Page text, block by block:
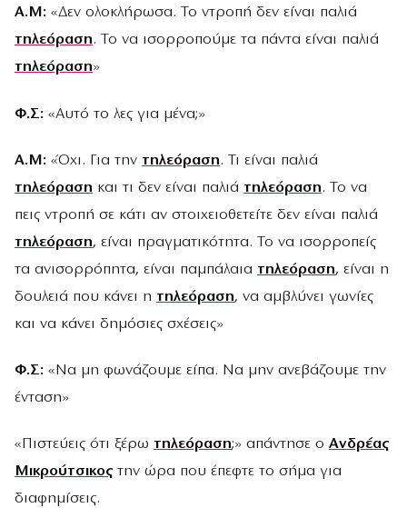
Α.Μ: «Δεν ολοκλήρωσα. Το ντροπή δεν είναι παλιά
τηλεόραση. Το να ισορροπούμε τα πάντα είναι παλιά
τηλεόραση»
Φ.Σ: «Αυτό το λες για μένα;»
Α.Μ: «Όχι. Για την τηλεόραση. Τι είναι παλιά
τηλεόραση και τι δεν είναι παλιά τηλεόραση. Το να
πεις ντροπή σε κάτι αν στοιχειοθετείτε δεν είναι παλιά
τηλεόραση, είναι πραγματικότητα. Το να ισορροπείς
τα ανισορρόπητα, είναι παμπάλαια τηλεόραση, είναι η
δουλειά που κάνει η τηλεόραση, να αμβλύνει γωνίες
και να κάνει δημόσιες σχέσεις»
Φ.Σ: «Να μη φωνάζουμε είπα. Να μην ανεβάζουμε την
ένταση»
«Πιστεύεις ότι ξέρω τηλεόραση;» απάντησε ο Ανδρέας
Μικρούτσικοςτην ώρα που έπεφτε το σήμα για
διαφημίσεις.